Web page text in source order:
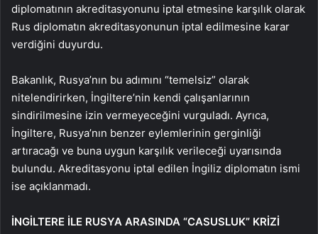
diplomatının akreditasyonunu iptal etmesine karşılık olarak
Rus diplomatın akreditasyonunun iptal edilmesine karar
verdiğini duyurdu.
Bakanlık, Rusya’nın bu adımını “temelsiz” olarak
nitelendirirken, İngiltere’nin kendi çalışanlarının
sindirilmesine izin vermeyeceğini vurguladı. Ayrıca,
İngiltere, Rusya’nın benzer eylemlerinin gerginliği
artıracağı ve buna uygun karşılık verileceği uyarısında
bulundu. Akreditasyonu iptal edilen İngiliz diplomatın ismi
ise açıklanmadı.
İNGİLTERE İLE RUSYA ARASINDA “CASUSLUK” KRİZİ